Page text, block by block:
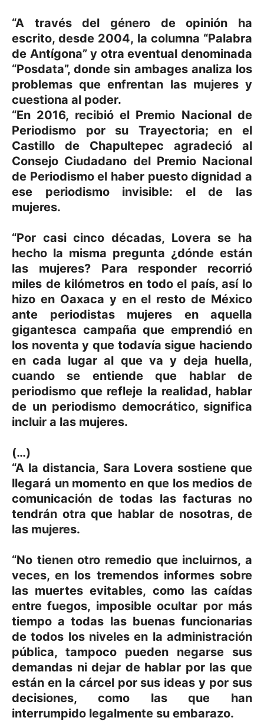
“A través del género de opinión ha
escrito, desde 2004, la columna “Palabra
de Antígona” y otra eventual denominada
“Posdata”, donde sin ambages analiza los
problemas que enfrentan las mujeres y
cuestiona al poder.
“En 2016, recibió el Premio Nacional de
Periodismo por su Trayectoria; en el
Castillo de Chapultepec agradeció al
Consejo Ciudadano del Premio Nacional
de Periodismo el haber puesto dignidad a
ese periodismo invisible: el de las
mujeres.
“Por casi cinco décadas, Lovera se ha
hecho la misma pregunta ¿dónde están
las mujeres? Para responder recorrió
miles de kilómetros en todo el país, así lo
hizo en Oaxaca y en el resto de México
ante periodistas mujeres en aquella
gigantesca campaña que emprendió en
los noventa y que todavía sigue haciendo
en cada lugar al que va y deja huella,
cuando se entiende que hablar de
periodismo que refleje la realidad, hablar
de un periodismo democrático, significa
incluir a las mujeres.
(…)
“A la distancia, Sara Lovera sostiene que
llegará un momento en que los medios de
comunicación de todas las facturas no
tendrán otra que hablar de nosotras, de
las mujeres.
“No tienen otro remedio que incluirnos, a
veces, en los tremendos informes sobre
las muertes evitables, como las caídas
entre fuegos, imposible ocultar por más
tiempo a todas las buenas funcionarias
de todos los niveles en la administración
pública, tampoco pueden negarse sus
demandas ni dejar de hablar por las que
están en la cárcel por sus ideas y por sus
decisiones, como las que han
interrumpido legalmente su embarazo.